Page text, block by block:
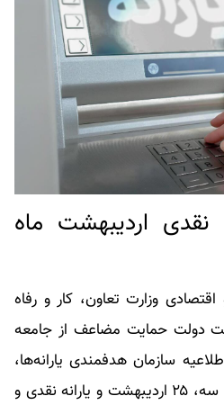
نقدی اردیبهشت ماه
وزارت تعاون، کار و رفاه
دولت حمایت مضاعف از جامعه
سازمان هدفمندی یارانه‌ها،
یارانه نقدی دهک‌های یک تا سه، ۲۵ اردیبهشت و یارانه نقدی و